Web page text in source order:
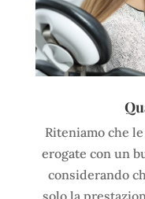
Riteniamo che
erogate con un
considerando